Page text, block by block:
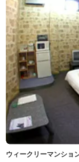
ウィークリーマンショ